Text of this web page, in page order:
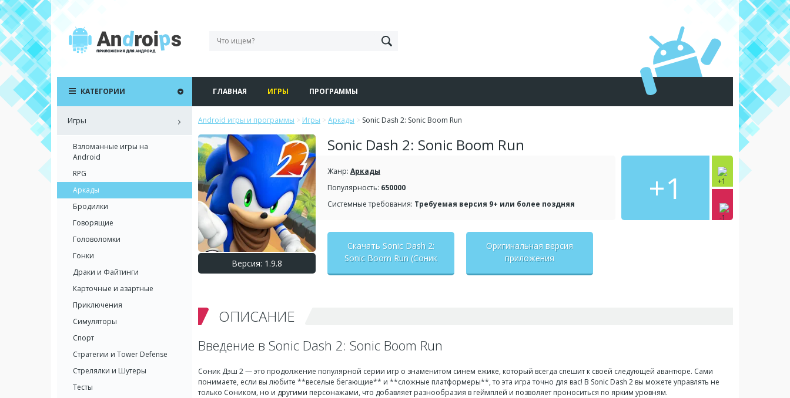
ГЛАВНАЯ ИГРЫ ПРОГРАММЫ
Android игры и программы > Игры > Аркады > Sonic Dash 2: Sonic Boom Run
Версия: 1.9.8
Sonic Dash 2: Sonic Boom Run
+1
Жанр: Аркады
Популярность: 650000
Системные требования: Требуемая версия 9+ или более поздняя
Скачать Sonic Dash 2:
Sonic Boom Run (Соник
Оригинальная версия
приложения
ОПИСАНИЕ
Введение в Sonic Dash 2: Sonic Boom Run
Соник Дэш 2 — это продолжение популярной серии игр о знаменитом синем ежике, который всегда спешит к своей следующей авантюре. Сами
понимаете, если вы любите **веселые бегающие** и **сложные платформеры**, то эта игра точно для вас! В Sonic Dash 2 вы можете управлять не
только Соником, но и другими персонажами, что добавляет разнообразия в геймплей и позволяет проноситься по ярким уровням.
КАТЕГОРИИ
Игры
Взломанные игры на
Android
RPG
Аркады
Бродилки
Говорящие
Головоломки
Гонки
Драки и Файтинги
Карточные и азартные
Приключения
Симуляторы
Спорт
Стратегии и Tower Defense
Стрелялки и Шутеры
Тесты